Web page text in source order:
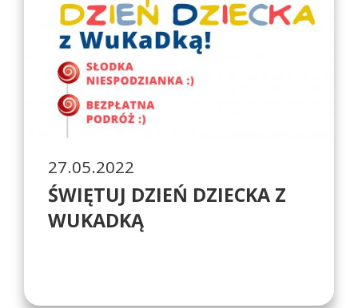
27.05.2022
ŚWIĘTUJ DZIEŃ DZIECKA Z
WUKADKĄ